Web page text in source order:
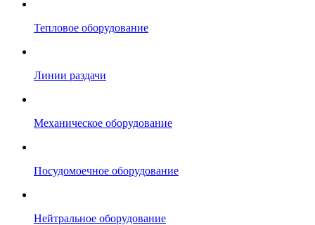
Тепловое оборудование
Линии раздачи
Механическое оборудование
Посудомоечное оборудование
Нейтральное оборудование